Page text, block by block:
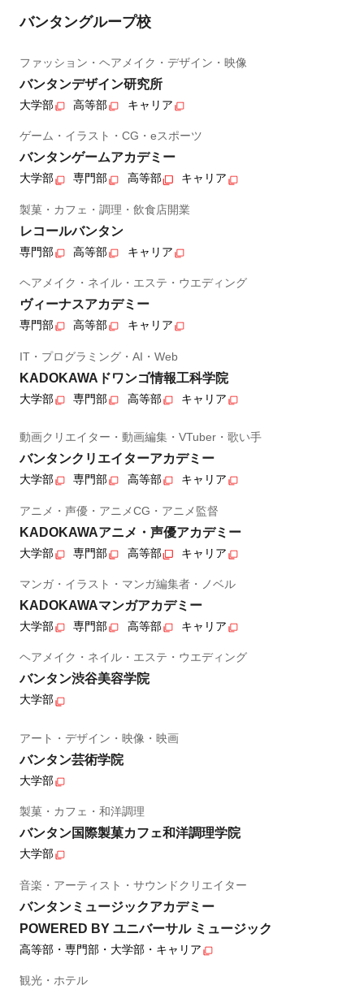
バンタングループ校
ファッション・ヘアメイク・デザイン・映像
バンタンデザイン研究所
大学部 高等部 キャリア
ゲーム・イラスト・CG・eスポーツ
バンタンゲームアカデミー
大学部 専門部 高等部 キャリア
製菓・カフェ・調理・飲食店開業
レコールバンタン
専門部 高等部 キャリア
ヘアメイク・ネイル・エステ・ウエディング
ヴィーナスアカデミー
専門部 高等部 キャリア
IT・プログラミング・AI・Web
KADOKAWAドワンゴ情報工科学院
大学部 専門部 高等部 キャリア
動画クリエイター・動画編集・VTuber・歌い手
バンタンクリエイターアカデミー
大学部 専門部 高等部 キャリア
アニメ・声優・アニメCG・アニメ監督
KADOKAWAアニメ・声優アカデミー
大学部 専門部 高等部 キャリア
マンガ・イラスト・マンガ編集者・ノベル
KADOKAWAマンガアカデミー
大学部 専門部 高等部 キャリア
ヘアメイク・ネイル・エステ・ウエディング
バンタン渋谷美容学院
大学部
アート・デザイン・映像・映画
バンタン芸術学院
大学部
製菓・カフェ・和洋調理
バンタン国際製菓カフェ和洋調理学院
大学部
音楽・アーティスト・サウンドクリエイター
バンタンミュージックアカデミー
POWERED BY ユニバーサル ミュージック
高等部・専門部・大学部・キャリア
観光・ホテル